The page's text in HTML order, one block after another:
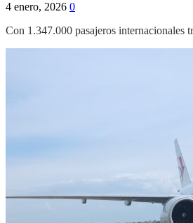
4 enero, 2026 0
Con 1.347.000 pasajeros